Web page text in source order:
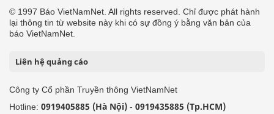
© 1997 Báo VietNamNet. All rights reserved. Chỉ được phát hành
lại thông tin từ website này khi có sự đồng ý bằng văn bản của
báo VietNamNet.
Liên hệ quảng cáo
Công ty Cổ phần Truyền thông VietNamNet
Hotline: 0919405885 (Hà Nội) - 0919435885 (Tp.HCM)